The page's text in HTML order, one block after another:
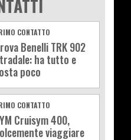
CONTATTO
Benelli TRK 902
ha tutto e
poco
CONTATTO
Cruisym 400,
viaggiare